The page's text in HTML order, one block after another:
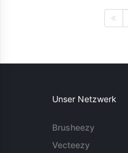
Unser Netzwerk
Brusheezy
Vecteezy